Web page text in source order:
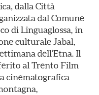
dalla Città
dal Comune
di Linguaglossa, in
culturale Jabal,
dell’Etna. Il
al Trento Film
cinematografica